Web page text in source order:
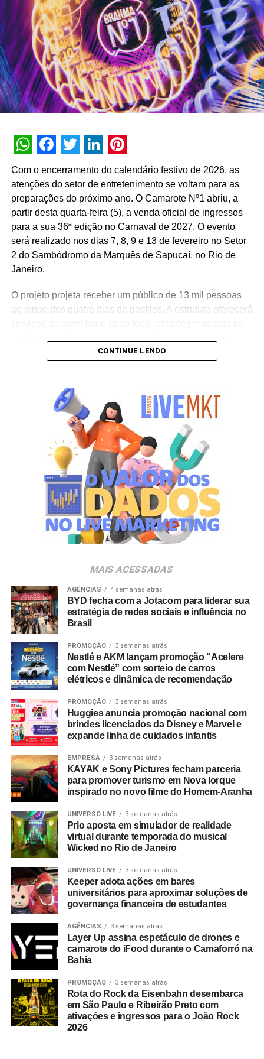
interna de 90% e índice de resolutividade de 87% nos
atendimentos.
Além da b.ia, o Meu Bradesco engloba ferramentas como
o E-agro — plataforma digital direcionada a produtores
rurais — e sistemas de recomendação de investimentos
suportados porGenAI(Inteligência Artificial Generativa),
que fornecem assessoria financeira automatizada e
A estratégia de divulgação da campanha engloba
peças deOut of Home(OOH) e ações com
influenciadores digitais, reforçando o posicionamento do
banco na transformação digital do setor financeiro.
WhatsApp
Facebook
Twitter
LinkedIn
Pinterest
Com o encerramento do calendário festivo de 2026, as
atenções do setor de entretenimento se voltam para as
preparações do próximo ano. O Camarote Nº1 abriu, a
partir desta quarta-feira (5), a venda oficial de ingressos
para a sua 36ª edição no Carnaval de 2027. O evento
será realizado nos dias 7, 8, 9 e 13 de fevereiro no Setor
2 do Sambódromo da Marquês de Sapucaí, no Rio de
Janeiro.
O projeto projeta receber um público de 13 mil pessoas
ao longo dos quatro dias de desfiles. A estrutura oferecerá
marcas parceiras. “O Camarote Nº1 é um projeto que faz
uma experiência personalizada que nasce dolifestyle
cidade maravilhosa”, destaca Marcio Esher, sócio, diretor
de negócios e marketing da Holding Clube e gestor do
A produção do evento é assinada pela agência Banco_
em parceria com a Storymakers e a Cross Networking,
empresas pertencentes ao ecossistema da Holding
Clube. O projeto criativo mantém a assinatura “Brasil na
Veia”, conceito focado na valorização da cultura nacional,
da música e da hospitalidade carioca.
no canal oficial da Ticketmaster, com lote inicial a partir
de R$ 3.950,00. As demais atualizações e atrações do
evento serão divulgadas nos canais oficiais do camarote
nos próximos meses.
CONTINUE LENDO
MAIS ACESSADAS
AGÊNCIAS 4 semanas atrás
BYD fecha com a Jotacom para liderar sua
estratégia de redes sociais e influência no
Brasil
PROMOÇÃO 3 semanas atrás
Nestlé e AKM lançam promoção “Acelere
com Nestlé” com sorteio de carros
elétricos e dinâmica de recomendação
PROMOÇÃO 3 semanas atrás
Huggies anuncia promoção nacional com
brindes licenciados da Disney e Marvel e
expande linha de cuidados infantis
EMPRESA 3 semanas atrás
KAYAK e Sony Pictures fecham parceria
para promover turismo em Nova Iorque
inspirado no novo filme do Homem-Aranha
UNIVERSO LIVE 3 semanas atrás
Prio aposta em simulador de realidade
virtual durante temporada do musical
Wicked no Rio de Janeiro
UNIVERSO LIVE 3 semanas atrás
Keeper adota ações em bares
universitários para aproximar soluções de
governança financeira de estudantes
AGÊNCIAS 3 semanas atrás
Layer Up assina espetáculo de drones e
camarote do iFood durante o Camaforró na
Bahia
PROMOÇÃO 3 semanas atrás
Rota do Rock da Eisenbahn desembarca
em São Paulo e Ribeirão Preto com
ativações e ingressos para o João Rock
2026